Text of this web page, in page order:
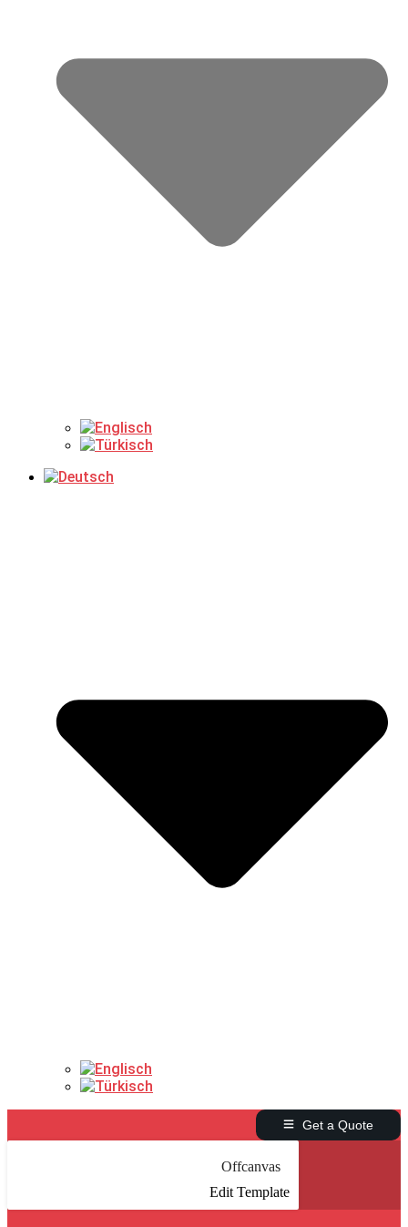
Get a Quote
Offcanvas
Edit Template